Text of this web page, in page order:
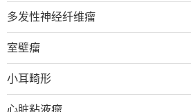
多发性神经纤维瘤
室壁瘤
小耳畸形
心脏粘液瘤